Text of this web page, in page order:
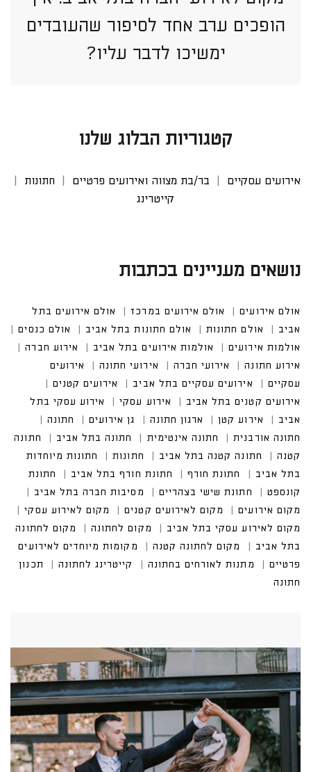
הופכים ערב אחד לסיפור שהעובדים
ימשיכו לדבר עליו?
קטגוריות הבלוג שלנו
אירועים עסקיים בר/בת מצווה ואירועים פרטיים
חתונות
קייטרינג
נושאים מעניינים בכתבות
אולם אירועים אולם אירועים במרכז
אולם אירועים בתל
אביב
אולם חתונות אולם חתונות בתל אביב
אולם כנסים
אולמות אירועים
אולמות אירועים בתל אביב
אירוע חברה
אירוע חתונה
אירועי חברה אירועי חתונה
אירועים
עסקיים
אירועים עסקיים בתל אביב
אירועים קטנים
אירועים קטנים בתל אביב
אירוע עסקי
אירוע עסקי בתל
אביב
אירוע קטן ארגון חתונה גן אירועים
חתונה
חתונה אורבנית
חתונה אינטימית חתונה בתל אביב
חתונה
קטנה
חתונה קטנה בתל אביב חתונות
חתונות מיוחדות
בתל אביב
חתונת חורף חתונת חורף בתל אביב
חתונת
קונספט
חתונת שישי בצהריים
מסיבות חברה בתל אביב
מקום אירועים
מקום לאירועים קטנים
מקום לאירוע עסקי
מקום לאירוע עסקי בתל אביב
מקום לחתונה
מקום לחתונה
בתל אביב
מקום לחתונה קטנה
מקומות מיוחדים לאירועים
פרטיים
מתנות לאורחים בחתונה קייטרינג לחתונה
תכנון
חתונה